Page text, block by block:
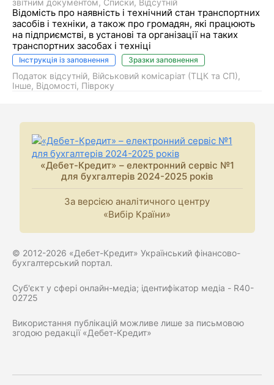
звітним документом Списки Відсутній
Відомість про наявність і технічний стан транспортних
засобів і техніки, а також про громадян, які працюють
на підприємстві, в установі та організації на таких
транспортних засобах і техніці
Інструкція із заповнення Зразки заповнення
Податок відсутній Військовий комісаріат (ТЦК та СП)
Інше Відомості Півроку
«Дебет-Кредит» – електронний сервіс №1
для бухгалтерів 2024-2025 років
За версією аналітичного центру
«Вибір Країни»
© 2012-2026 «Дебет-Кредит» Український фінансово-
бухгалтерський портал.
Суб'єкт у сфері онлайн-медіа; ідентифікатор медіа - R40-
02725
Використання публікацій можливе лише за письмовою
згодою редакції «Дебет-Кредит»